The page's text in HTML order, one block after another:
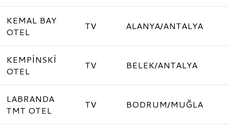
KEMAL BAY
OTEL
TV ALANYA/ANTALYA
KEMPİNSKİ
OTEL
TV BELEK/ANTALYA
LABRANDA
TMT OTEL
TV BODRUM/MUĞLA